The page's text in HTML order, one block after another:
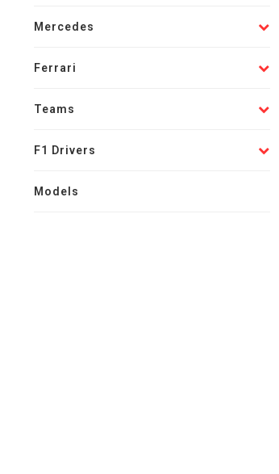
Mercedes
Ferrari
Teams
F1 Drivers
Models